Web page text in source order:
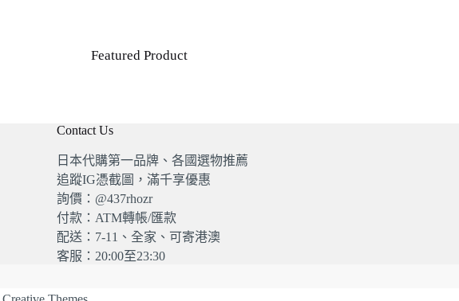
Featured Product
Contact Us
日本代購第一品牌、各國選物推薦
追蹤IG憑截圖，滿千享優惠
詢價：@437rhozr
付款：ATM轉帳/匯款
配送：7-11、全家、可寄港澳
客服：20:00至23:30